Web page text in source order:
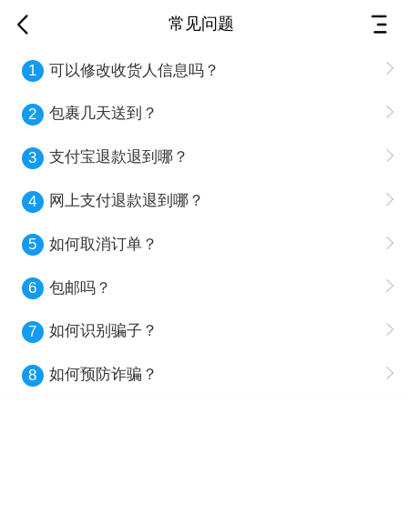
常见问题
1 可以修改收货人信息吗？
2 包裹几天送到？
3 支付宝退款退到哪？
4 网上支付退款退到哪？
5 如何取消订单？
6 包邮吗？
7 如何识别骗子？
8 如何预防诈骗？